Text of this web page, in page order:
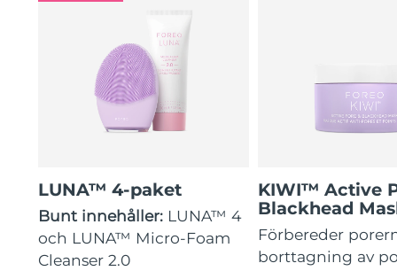
LUNA™ 4-paket
Bunt innehåller: LUNA™ 4
och LUNA™ Micro-Foam
Cleanser 2.0
KIWI™ Active
Blackhead
Förbereder
borttagning av